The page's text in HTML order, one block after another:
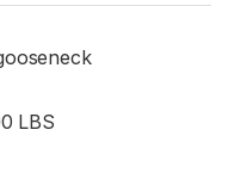
LBS